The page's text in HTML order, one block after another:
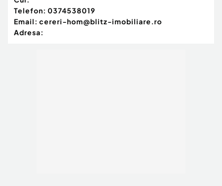
Telefon: 0374538019
Email: cereri-hom@blitz-imobiliare.ro
Adresa: